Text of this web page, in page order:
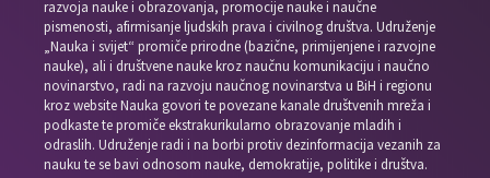
razvoja nauke i obrazovanja, promocije nauke i naučne
pismenosti, afirmisanje ljudskih prava i civilnog društva. Udruženje
„Nauka i svijet“ promiče prirodne (bazične, primijenjene i razvojne
nauke), ali i društvene nauke kroz naučnu komunikaciju i naučno
novinarstvo, radi na razvoju naučnog novinarstva u BiH i regionu
kroz website Nauka govori te povezane kanale društvenih mreža i
podkaste te promiče ekstrakurikularno obrazovanje mladih i
odraslih. Udruženje radi i na borbi protiv dezinformacija vezanih za
nauku te se bavi odnosom nauke, demokratije, politike i društva.